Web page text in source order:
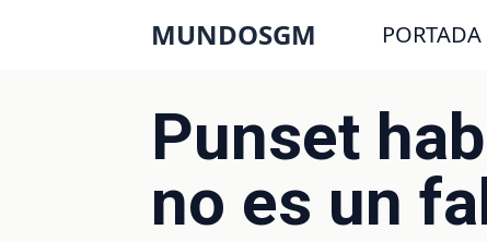
MUNDOSGM PORTADA
Punset
no es un